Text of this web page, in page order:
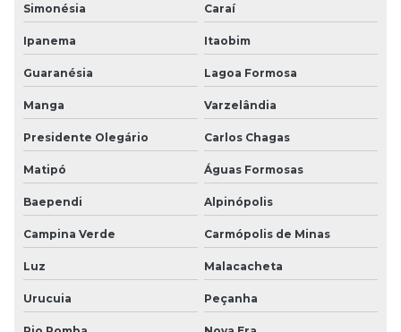
Simonésia Caraí
Ipanema Itaobim
Guaranésia Lagoa Formosa
Manga Varzelândia
Presidente Olegário Carlos Chagas
Matipó Águas Formosas
Baependi Alpinópolis
Campina Verde Carmópolis de Minas
Luz Malacacheta
Urucuia Peçanha